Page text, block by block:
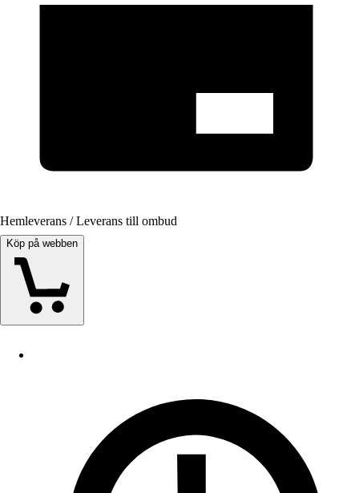
Hemleverans / Leverans till ombud
Köp på webben